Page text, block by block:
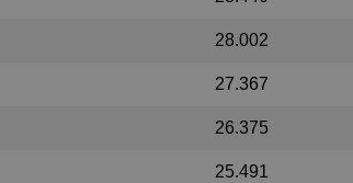
28.002
27.367
26.375
25.491